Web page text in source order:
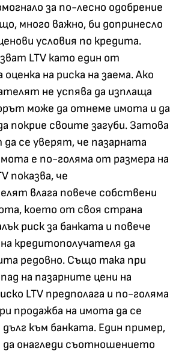
за по-лесно одобрение
много важно, би допринесло
условия по кредита.
LTV като един от
на риска на заема. Ако
не успява да изплаща
може да отнеме имота и да
покрие своите загуби. Затова
се уверят, че пазарната
е по-голяма от размера на
показва, че
влага повече собствени
което от своя страна
риск за банката и повече
кредитополучателя да
редовно. Също така при
на пазарните цени на
LTV предполага и по-голяма
продажба на имота да се
към банката. Един пример,
онагледи съотношението